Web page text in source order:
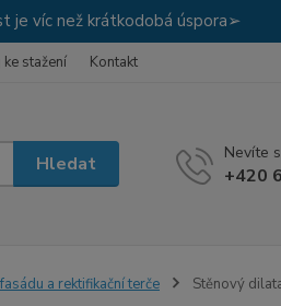
je víc než krátkodobá úspora➢
stažení Kontakt
Hledat Nevíte
+420
a rektifikační terče Stěnový